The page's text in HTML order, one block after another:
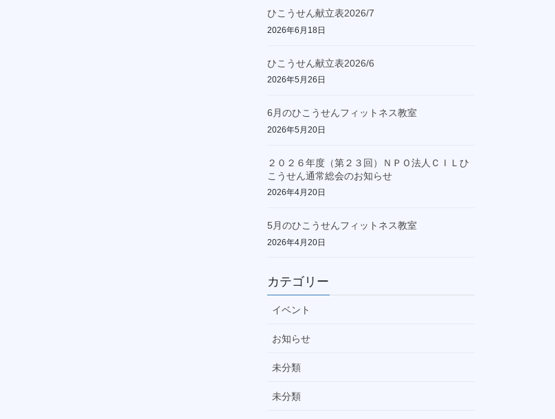
ひこうせん献立表2026/7
2026年6月18日
ひこうせん献立表2026/6
2026年5月26日
6月のひこうせんフィットネス教室
2026年5月20日
２０２６年度（第２３回）ＮＰＯ法人ＣＩＬひ
こうせん通常総会のお知らせ
2026年4月20日
5月のひこうせんフィットネス教室
2026年4月20日
カテゴリー
イベント
お知らせ
未分類
未分類